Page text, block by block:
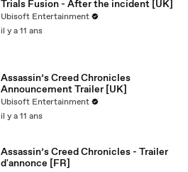
Trials Fusion - After the incident [UK]
Ubisoft Entertainment
il y a 11 ans
Assassin’s Creed Chronicles
Announcement Trailer [UK]
Ubisoft Entertainment
il y a 11 ans
Assassin’s Creed Chronicles - Trailer
d'annonce [FR]